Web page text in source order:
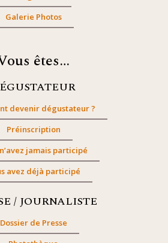
Galerie Photos
êtes…
devenir dégustateur ?
Préinscription
jamais participé
avez déjà participé
/ JOURNALISTE
Dossier de Presse